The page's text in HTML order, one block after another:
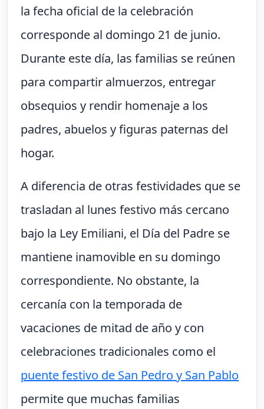
la fecha oficial de la celebración
corresponde al domingo 21 de junio.
Durante este día, las familias se reúnen
para compartir almuerzos, entregar
obsequios y rendir homenaje a los
padres, abuelos y figuras paternas del
hogar.
A diferencia de otras festividades que se
trasladan al lunes festivo más cercano
bajo la Ley Emiliani, el Día del Padre se
mantiene inamovible en su domingo
correspondiente. No obstante, la
cercanía con la temporada de
vacaciones de mitad de año y con
celebraciones tradicionales como el
puente festivo de San Pedro y San Pablo
permite que muchas familias